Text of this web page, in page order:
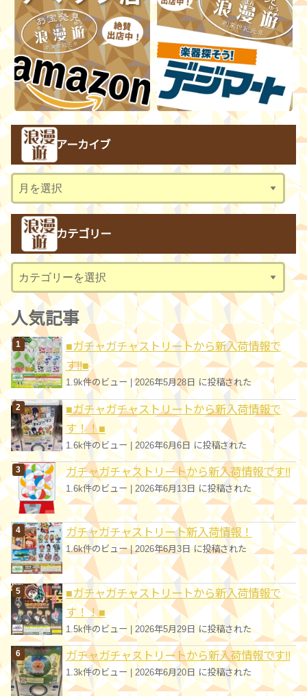
アーカイブ
ー
カテゴリー
テ
ゴ
リ
ー
人気記事
■ガチャガチャストリートから新入荷情報で
す!!■
1.9k件のビュー|2026年5月28日 に投稿された
■ガチャガチャストリートから新入荷情報で
す！！■
1.6k件のビュー |2026年6月6日 に投稿された
ガチャガチャストリートから新入荷情報です!!
1.6k件のビュー 2026年6月13日 に投稿された
ガチャガチャストリート新入荷情報！
1.6k件のビュー|2026年6月3日 に投稿された
■ガチャガチャストリートから新入荷情報で
す！！■
1.5k件のビュー | 2026年5月29日 に投稿された
ガチャガチャストリートから新入荷情報です!!
1.3k件のビュー 2026年6月20日 に投稿された